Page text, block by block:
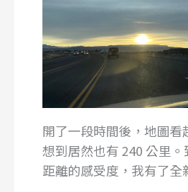
開了一段時間後，地圖看
想到居然也有 240 公里
距離的感受度，我有了全